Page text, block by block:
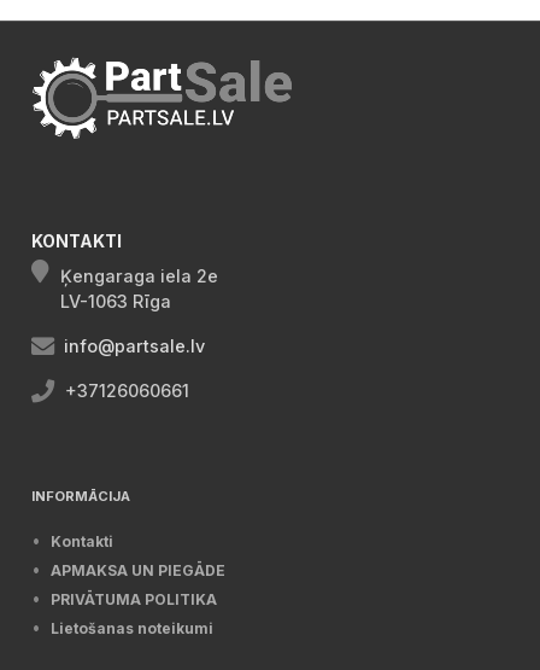
KONTAKTI
Ķengaraga iela 2e
LV-1063 Rīga
info@partsale.lv
+37126060661
INFORMĀCIJA
Kontakti
APMAKSA UN PIEGĀDE
PRIVĀTUMA POLITIKA
Lietošanas noteikumi